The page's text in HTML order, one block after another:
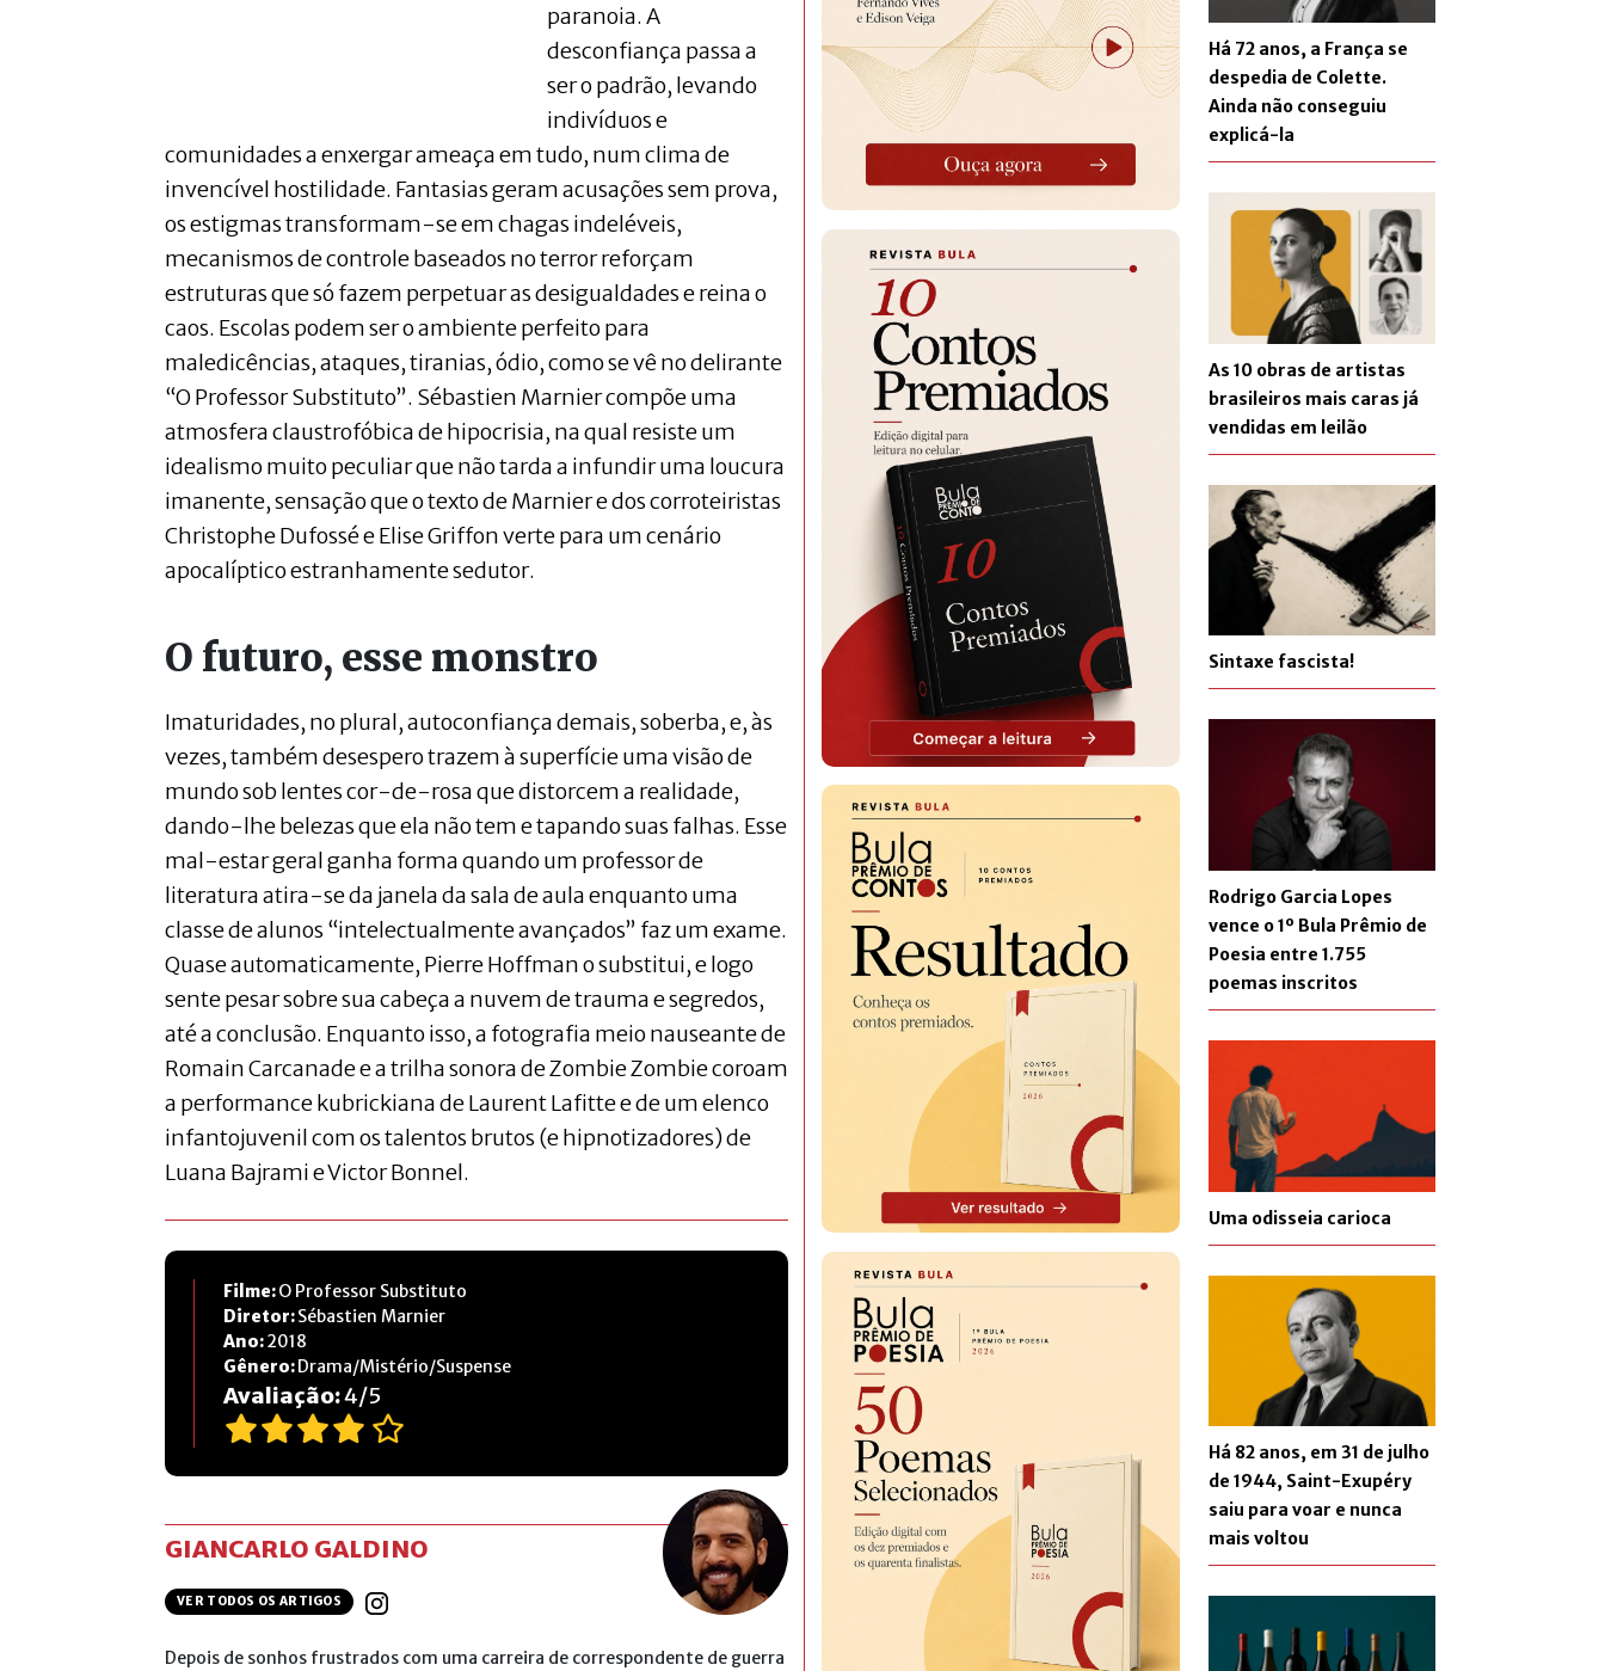
paranoia. A
desconfiança passa a
ser o padrão, levando
indivíduos e
comunidades a enxergar ameaça em tudo, num clima de
invencível hostilidade. Fantasias geram acusações sem prova,
os estigmas transformam-se em chagas indeléveis,
mecanismos de controle baseados no terror reforçam
estruturas que só fazem perpetuar as desigualdades e reina o
caos. Escolas podem ser o ambiente perfeito para
maledicências, ataques, tiranias, ódio, como se vê no delirante
“O Professor Substituto”. Sébastien Marnier compõe uma
atmosfera claustrofóbica de hipocrisia, na qual resiste um
idealismo muito peculiar que não tarda a infundir uma loucura
imanente, sensação que o texto de Marnier e dos corroteiristas
Christophe Dufossé e Elise Griffon verte para um cenário
apocalíptico estranhamente sedutor.
O futuro, esse monstro
Imaturidades, no plural, autoconfiança demais, soberba, e, às
vezes, também desespero trazem à superfície uma visão de
mundo sob lentes cor-de-rosa que distorcem a realidade,
dando-lhe belezas que ela não tem e tapando suas falhas. Esse
mal-estar geral ganha forma quando um professor de
literatura atira-se da janela da sala de aula enquanto uma
classe de alunos “intelectualmente avançados” faz um exame.
Quase automaticamente, Pierre Hoffman o substitui, e logo
sente pesar sobre sua cabeça a nuvem de trauma e segredos,
até a conclusão. Enquanto isso, a fotografia meio nauseante de
Romain Carcanade e a trilha sonora de Zombie Zombie coroam
a performance kubrickiana de Laurent Lafitte e de um elenco
infantojuvenil com os talentos brutos (e hipnotizadores) de
Luana Bajrami e Victor Bonnel.
Filme:O Professor Substituto
Diretor:Sébastien Marnier
Ano:2018
Gênero:Drama/Mistério/Suspense
Avaliação:4/5
GIANCARLO GALDINO
VER TODOS OS ARTIGOS
Depois de sonhos frustrados com uma carreira de correspondente de guerra
Há 72 anos, a França se
despedia de Colette.
Ainda não conseguiu
explicá-la
As 10 obras de artistas
brasileiros mais caras já
vendidas em leilão
Sintaxe fascista!
Rodrigo Garcia Lopes
vence o 1º Bula Prêmio de
Poesia entre 1.755
poemas inscritos
Uma odisseia carioca
Há 82 anos, em 31 de julho
de 1944, Saint-Exupéry
saiu para voar e nunca
mais voltou